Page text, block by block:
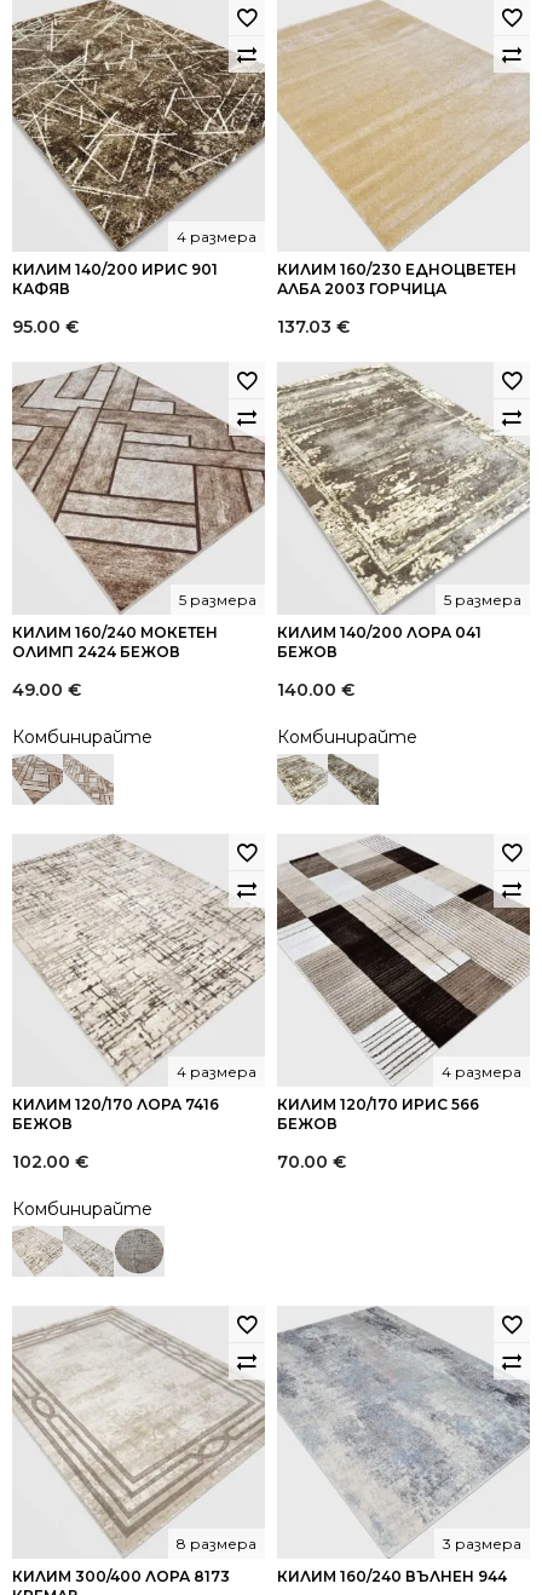
КИЛИМ 140/200 ИРИС 901
КАФЯВ
4 размера
95.00 €
КИЛИМ 160/230 ЕДНОЦВЕТЕН
АЛБА 2003 ГОРЧИЦА
137.03 €
КИЛИМ 160/240 МОКЕТЕН
ОЛИМП 2424 БЕЖОВ
5 размера
49.00 €
Комбинирайте
КИЛИМ 140/200 ЛОРА 041
БЕЖОВ
5 размера
140.00 €
Комбинирайте
КИЛИМ 120/170 ЛОРА 7416
БЕЖОВ
4 размера
102.00 €
Комбинирайте
КИЛИМ 120/170 ИРИС 566
БЕЖОВ
4 размера
70.00 €
КИЛИМ 300/400 ЛОРА 8173
8 размера
КИЛИМ 160/240 ВЪЛНЕН 944
3 размера